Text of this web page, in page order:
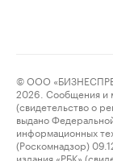
© ООО
2026. Сообщения и
(свидетельство о
выдано
информационных
(Роскомнадзор)
издания «РБК»